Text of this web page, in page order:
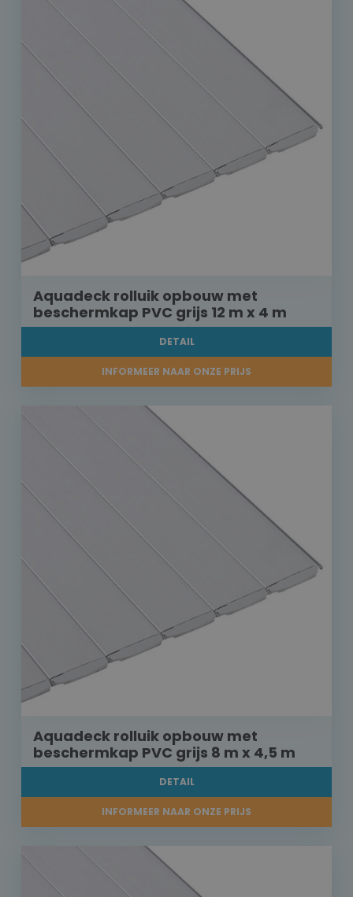
Aquadeck rolluik opbouw met
beschermkap PVC grijs 12 m x 4 m
DETAIL
INFORMEER NAAR ONZE PRIJS
Aquadeck rolluik opbouw met
beschermkap PVC grijs 8 m x 4,5 m
DETAIL
INFORMEER NAAR ONZE PRIJS